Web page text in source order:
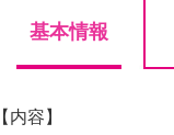
基本情報
【内容】